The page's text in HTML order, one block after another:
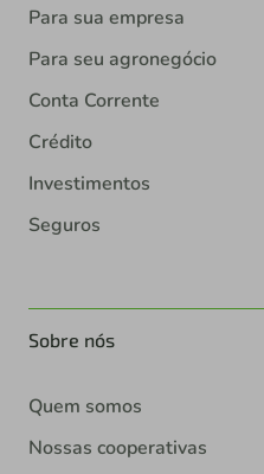
Para sua empresa
Para seu agronegócio
Conta Corrente
Crédito
Investimentos
Seguros
Sobre nós
Quem somos
Nossas cooperativas